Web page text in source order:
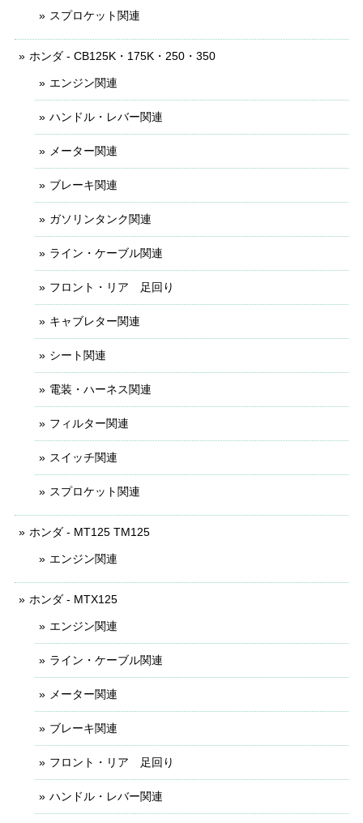
スプロケット関連
ホンダ - CB125K・175K・250・350
エンジン関連
ハンドル・レバー関連
メーター関連
ブレーキ関連
ガソリンタンク関連
ライン・ケーブル関連
フロント・リア 足回り
キャブレター関連
シート関連
電装・ハーネス関連
フィルター関連
スイッチ関連
スプロケット関連
ホンダ - MT125 TM125
エンジン関連
ホンダ - MTX125
エンジン関連
ライン・ケーブル関連
メーター関連
ブレーキ関連
フロント・リア 足回り
ハンドル・レバー関連